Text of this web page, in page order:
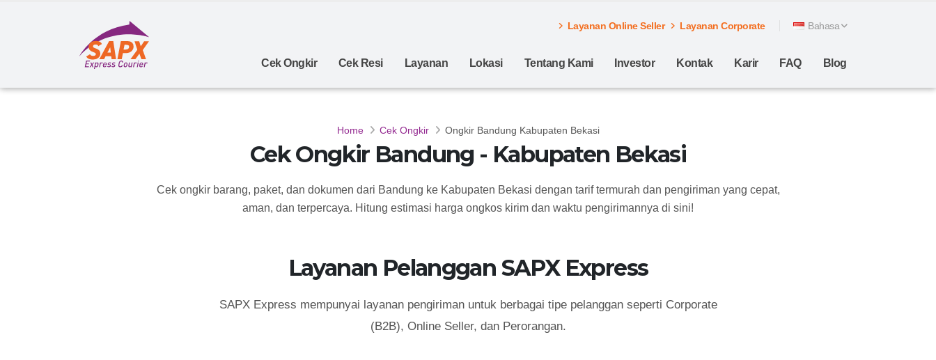
Layanan Online Seller Layanan Corporate Bahasa
Cek Ongkir Cek Resi Layanan Lokasi Tentang Kami Investor Kontak Karir FAQ Blog
Home Cek Ongkir Ongkir Bandung Kabupaten Bekasi
Cek Ongkir Bandung - Kabupaten Bekasi
Cek ongkir barang, paket, dan dokumen dari Bandung ke Kabupaten Bekasi dengan tarif termurah dan pengiriman yang cepat,
aman, dan terpercaya. Hitung estimasi harga ongkos kirim dan waktu pengirimannya di sini!
Layanan Pelanggan SAPX Express
SAPX Express mempunyai layanan pengiriman untuk berbagai tipe pelanggan seperti Corporate
(B2B), Online Seller, dan Perorangan.